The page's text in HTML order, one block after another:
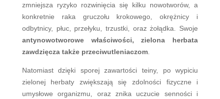
zmniejsza ryzyko rozwinięcia się kilku nowotworów, a
konkretnie raka gruczołu krokowego, okrężnicy i
odbytnicy, płuc, przełyku, trzustki, oraz żołądka. Swoje
antynowotworowe właściwości, zielona herbata
zawdzięcza także przeciwutleniaczom.
Natomiast dzięki sporej zawartości teiny, po wypiciu
zielonej herbaty zwiększają się zdolności fizyczne i
umysłowe organizmu, oraz znika uczucie senności i